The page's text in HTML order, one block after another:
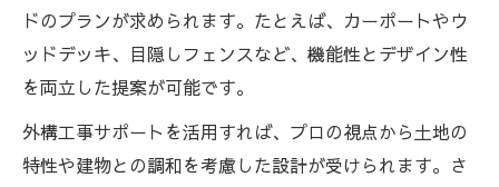
ドのプランが求められます。たとえば、カーポートやウ
ッドデッキ、目隠しフェンスなど、機能性とデザイン性
を両立した提案が可能です。
外構工事サポートを活用すれば、プロの視点から土地の
特性や建物との調和を考慮した設計が受けられます。さ